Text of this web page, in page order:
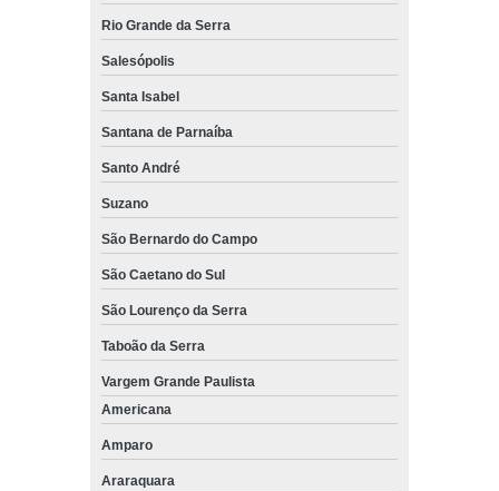
Rio Grande da Serra
Salesópolis
Santa Isabel
Santana de Parnaíba
Santo André
Suzano
São Bernardo do Campo
São Caetano do Sul
São Lourenço da Serra
Taboão da Serra
Vargem Grande Paulista
Americana
Amparo
Araraquara